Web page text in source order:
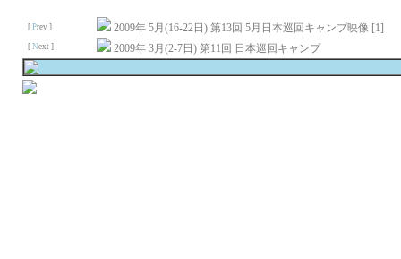
[ Prev ] 2009年 5月(16-22日) 第13回 5月日本巡回キャンプ映像 [1]
[ Next ] 2009年 3月(2-7日) 第11回 日本巡回キャンプ